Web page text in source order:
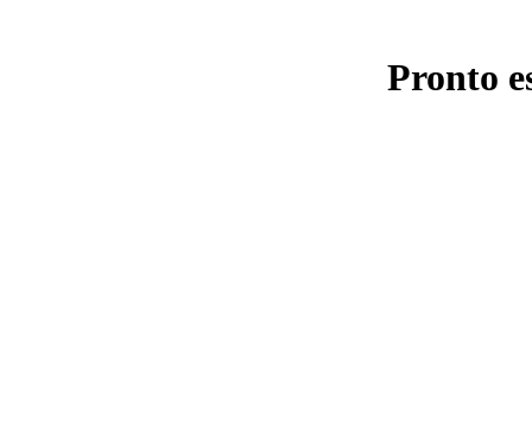
Pronto